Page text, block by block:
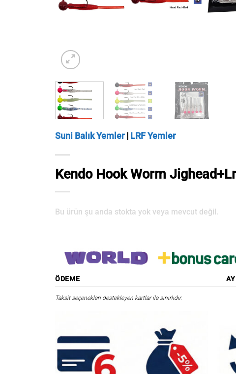
Suni Balık Yemler| LRF Yemler
Kendo Hook Worm
Bu ürün şu anda stokta yok veya mevcut değil.
ÖDEME
Taksit seçenekleri destekleyen kartlar ile sınırlıdır.